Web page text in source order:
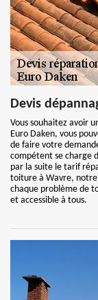
Devis
Vous souhaitez avoir
Euro Daken, vous
de faire votre
compétent se charge
par la suite le tarif
toiture à Wavre, notre
chaque problème de
et accessible à tous.